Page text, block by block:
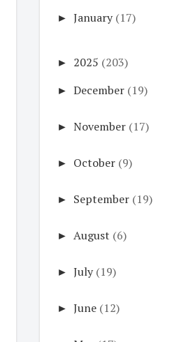
► January (17)
► 2025 (203)
► December (19)
► November (17)
► October (9)
► September (19)
► August (6)
► July (19)
► June (12)